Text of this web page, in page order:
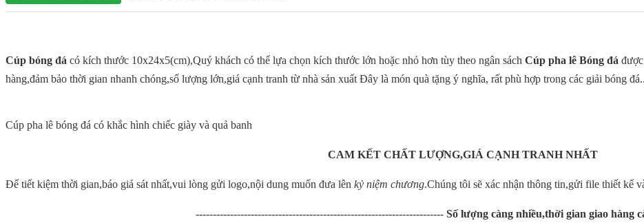
Cúp bóng đá có kích thước 10x24x5(cm),Quý khách có thể lựa chọn kích thước lớn hoặc nhỏ hơn tùy theo ngân sách Cúp pha lê Bóng đá
hàng,đảm bảo thời gian nhanh chóng,số lượng lớn,giá cạnh tranh từ nhà sản xuất Đây là món quà tặng ý nghĩa, rất phù hợp trong các giải bóng
Cúp pha lê bóng đá có khắc hình chiếc giày và quả banh
CAM KẾT CHẤT LƯỢNG,GIÁ CẠNH TRANH NHẤT
Để tiết kiệm thời gian,báo giá sát nhất,vui lòng gửi logo,nội dung muốn đưa lên kỷ niệm chương.Chúng tôi sẽ xác nhận thông tin,gửi file thiết kế
------------------------------------------------------------------------ Số lượng càng nhiều,thời gian giao hàng